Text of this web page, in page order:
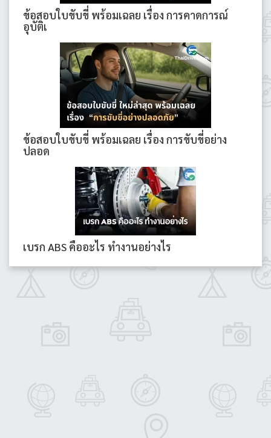
ข้อสอบใบขับขี่ พร้อมเฉลย เรื่อง การคาดการณ์
อุบัติเ
ข้อสอบใบขับขี่ พร้อมเฉลย เรื่อง การขับขี่อย่าง
ปลอด
เบรก ABS คืออะไร ทำงานอย่างไร